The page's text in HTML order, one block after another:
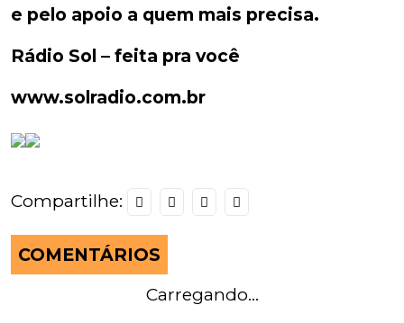
e pelo apoio a quem mais precisa.
Rádio Sol – feita pra você
www.solradio.com.br⁠
Compartilhe:
COMENTÁRIOS
Carregando...